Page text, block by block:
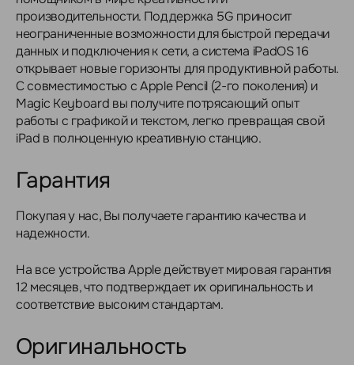
производительности. Поддержка 5G приносит
неограниченные возможности для быстрой передачи
данных и подключения к сети, а система iPadOS 16
открывает новые горизонты для продуктивной работы.
С совместимостью с Apple Pencil (2-го поколения) и
Magic Keyboard вы получите потрясающий опыт
работы с графикой и текстом, легко превращая свой
iPad в полноценную креативную станцию.
Гарантия
Покупая у нас, Вы получаете гарантию качества и
надежности.
На все устройства Apple действует мировая гарантия
12 месяцев, что подтверждает их оригинальность и
соответствие высоким стандартам.
Оригинальность